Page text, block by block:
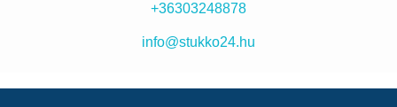
+36303248878
info@stukko24.hu